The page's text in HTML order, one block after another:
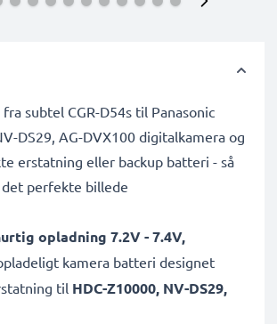
subtel CGR-D54s til Panasonic
DS29, AG-DVX100 digitalkamera og
erstatning eller backup batteri - så
perfekte billede
opladning 7.2V - 7.4V,
kamera batteri designet
til HDC-Z10000, NV-DS29,